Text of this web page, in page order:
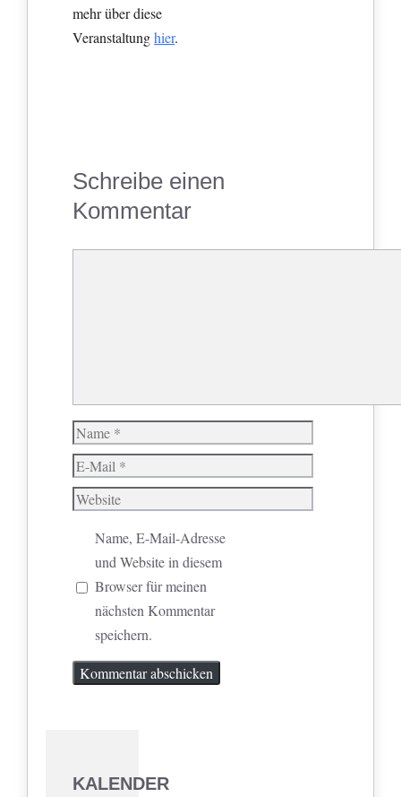
mehr über diese
Veranstaltunghier.
Schreibe einen
Kommentar
Name
E-
Mail
Website
Name, E-Mail-Adresse
und Website in diesem
Browser für meinen
nächsten Kommentar
speichern.
KALENDER